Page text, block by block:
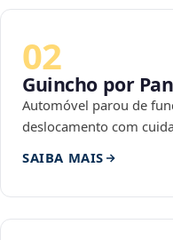
02
Guincho por
Automóvel parou de
deslocamento com
SAIBA MAIS